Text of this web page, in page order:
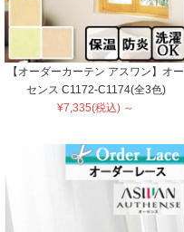
【オーダーカーテン アスワン】オー
センス C1172-C1174(全3色)
¥7,335(税込) ～